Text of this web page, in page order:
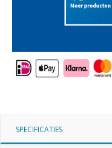
SPECIFICATIES